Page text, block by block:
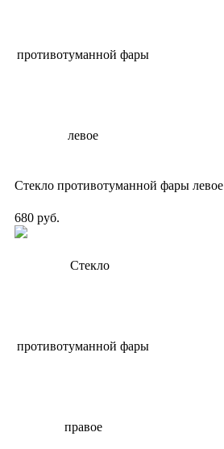
Стекло противотуманной фары левое
680 руб.